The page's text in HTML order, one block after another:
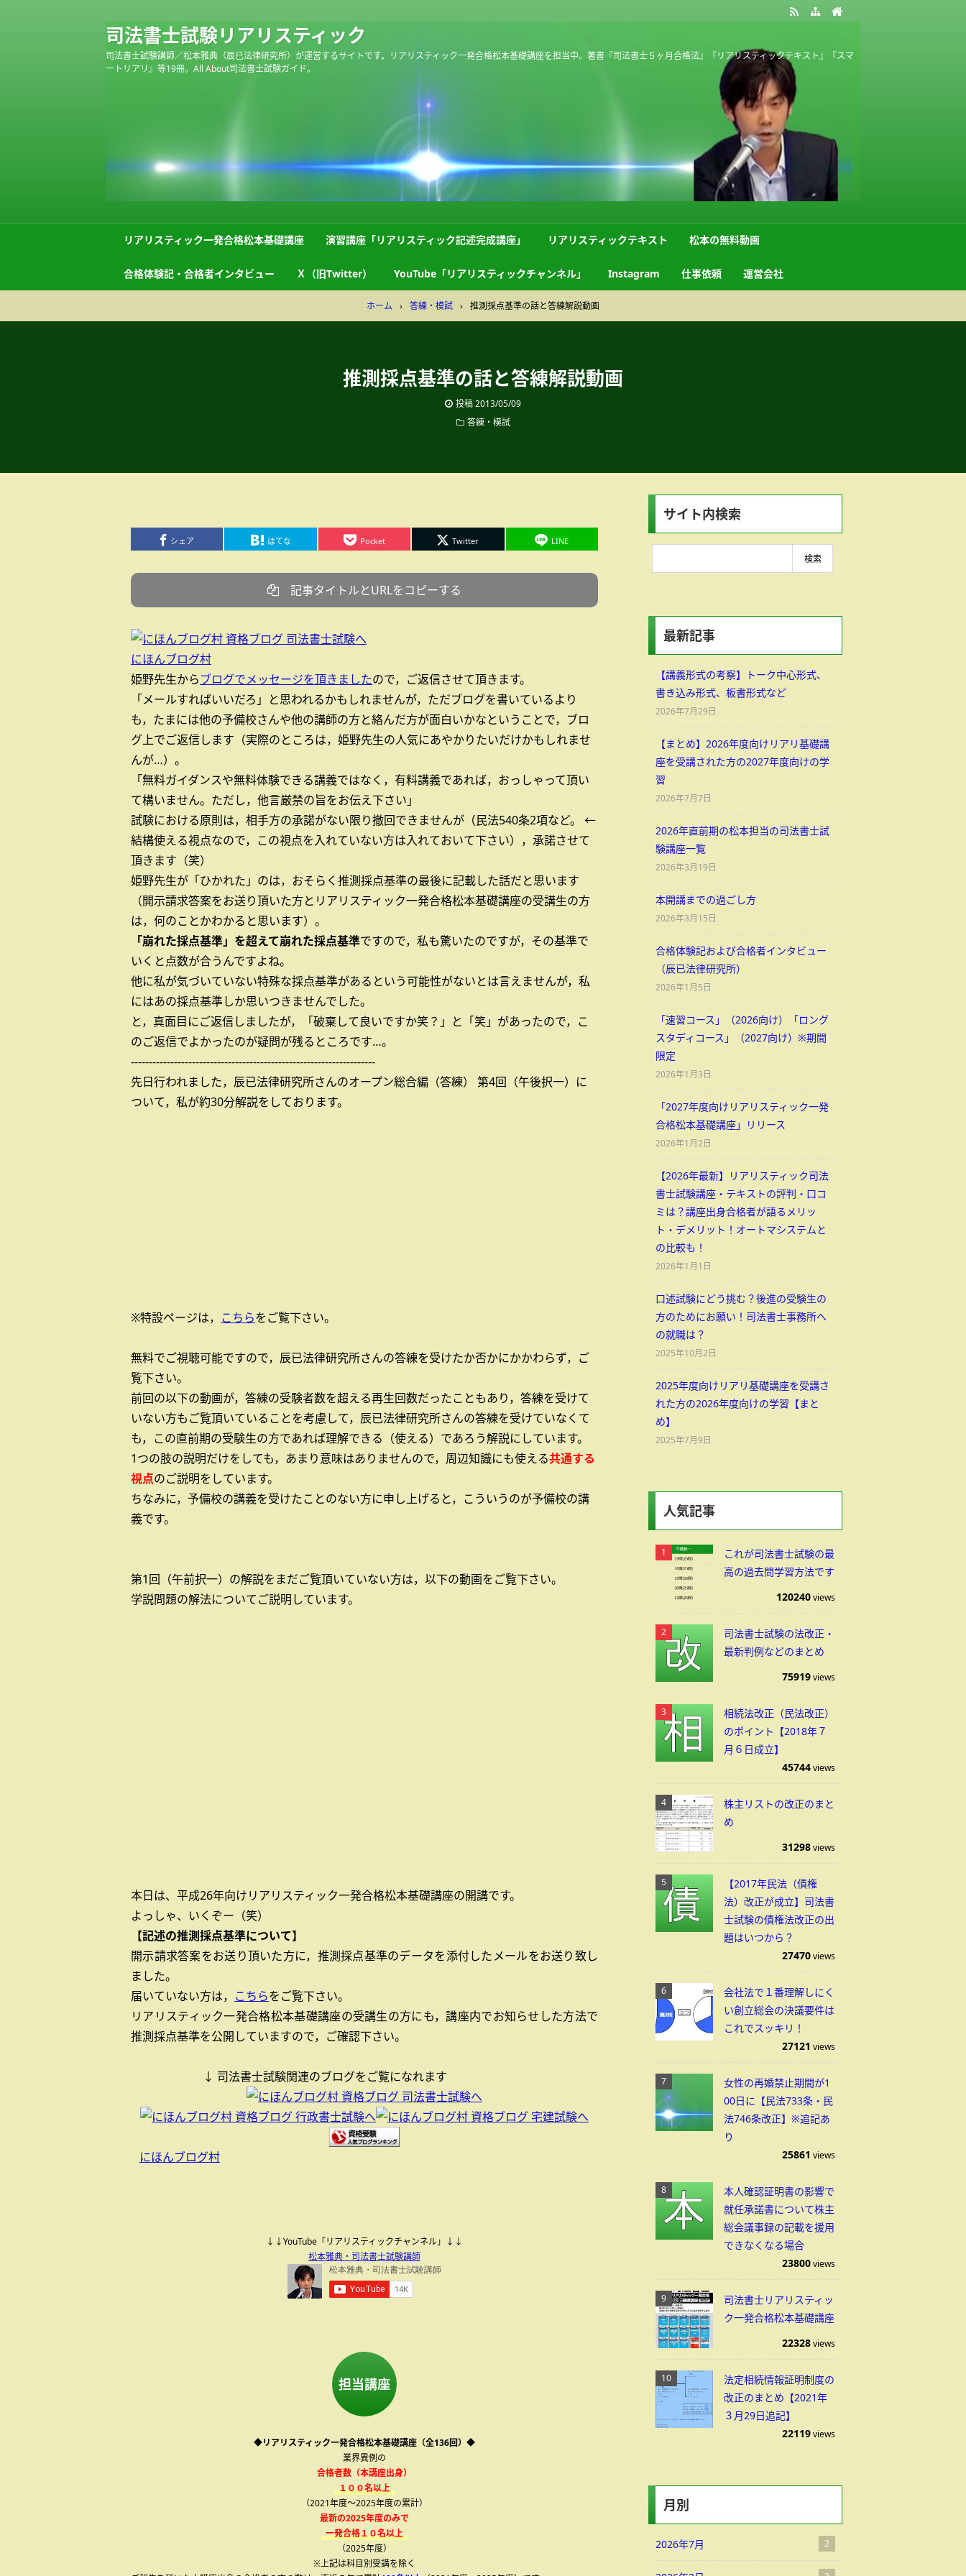
司法書士試験リアリスティック
司法書士試験講師／松本雅典（辰已法律研究所）が運営するサイトです。リアリスティック一発合格松本基礎講座を担当中。著書『司法書士５ヶ月合格法』『リアリスティックテキスト』『スマ
ートリアリ』等19冊。All About司法書士試験ガイド。
リアリスティック一発合格松本基礎講座 演習講座「リアリスティック記述完成講座」 リアリスティックテキスト 松本の無料動画
合格体験記・合格者インタビュー Ｘ（旧Twitter） YouTube「リアリスティックチャンネル」 Instagram 仕事依頼 運営会社
ホーム › 答練・模試 › 推測採点基準の話と答練解説動画
推測採点基準の話と答練解説動画
投稿2013/05/09
答練・模試
シェア はてな Pocket Twitter LINE
記事タイトルとURLをコピーする
にほんブログ村
姫野先生からブログでメッセージを頂きましたので，ご返信させて頂きます。
「メールすればいいだろ」と思われるかもしれませんが，ただブログを書いているより
も，たまには他の予備校さんや他の講師の方と絡んだ方が面白いかなということで，ブロ
グ上でご返信します（実際のところは，姫野先生の人気にあやかりたいだけかもしれませ
んが…）。
「無料ガイダンスや無料体験できる講義ではなく，有料講義であれば，おっしゃって頂い
て構いません。ただし，他言厳禁の旨をお伝え下さい」
試験における原則は，相手方の承諾がない限り撤回できませんが（民法540条2項など。 ←
結構使える視点なので，この視点を入れていない方は入れておいて下さい），承諾させて
頂きます（笑）
姫野先生が「ひかれた」のは，おそらく推測採点基準の最後に記載した話だと思います
（開示請求答案をお送り頂いた方とリアリスティック一発合格松本基礎講座の受講生の方
は，何のことかわかると思います）。
「崩れた採点基準」を超えて崩れた採点基準ですので，私も驚いたのですが，その基準で
いくと点数が合うんですよね。
他に私が気づいていない特殊な採点基準があるという可能性がないとは言えませんが，私
にはあの採点基準しか思いつきませんでした。
と，真面目にご返信しましたが，「破棄して良いですか笑？」と「笑」があったので，こ
のご返信でよかったのが疑問が残るところです…。
--------------------------------------------------------------------
先日行われました，辰已法律研究所さんのオープン総合編（答練） 第4回（午後択一）に
ついて，私が約30分解説をしております。
※特設ページは， こちらをご覧下さい。
無料でご視聴可能ですので，辰已法律研究所さんの答練を受けたか否かにかかわらず，ご
覧下さい。
前回の以下の動画が，答練の受験者数を超える再生回数だったこともあり，答練を受けて
いない方もご覧頂いていることを考慮して，辰已法律研究所さんの答練を受けていなくて
も，この直前期の受験生の方であれば理解できる（使える）であろう解説にしています。
1つの肢の説明だけをしても，あまり意味はありませんので，周辺知識にも使える共通する
視点のご説明をしています。
ちなみに，予備校の講義を受けたことのない方に申し上げると，こういうのが予備校の講
義です。
第1回（午前択一）の解説をまだご覧頂いていない方は，以下の動画をご覧下さい。
学説問題の解法についてご説明しています。
本日は、平成26年向けリアリスティック一発合格松本基礎講座の開講です。
よっしゃ、いくぞー（笑）
【記述の推測採点基準について】
開示請求答案をお送り頂いた方に，推測採点基準のデータを添付したメールをお送り致し
ました。
届いていない方は， こちらをご覧下さい。
リアリスティック一発合格松本基礎講座の受講生の方にも，講座内でお知らせした方法で
推測採点基準を公開していますので，ご確認下さい。
↓ 司法書士試験関連のブログをご覧になれます
にほんブログ村
↓↓YouTube「リアリスティックチャンネル」↓↓
松本雅典・司法書士試験講師
担当講座
◆リアリスティック一発合格松本基礎講座（全136回）◆
業界異例の
合格者数（本講座出身）
１００名以上
（2021年度～2025年度の累計）
最新の2025年度のみで
一発合格１０名以上
（2025年度）
※上記は科目別受講を除く
サイト内検索
最新記事
【講義形式の考察】トーク中心形式、
書き込み形式、板書形式など
2026年7月29日
【まとめ】2026年度向けリアリ基礎講
座を受講された方の2027年度向けの学
習
2026年7月7日
2026年直前期の松本担当の司法書士試
験講座一覧
2026年3月19日
本開講までの過ごし方
2026年3月15日
合格体験記および合格者インタビュー
（辰已法律研究所）
2026年1月5日
「速習コース」（2026向け）「ロング
スタディコース」（2027向け）※期間
限定
2026年1月3日
「2027年度向けリアリスティック一発
合格松本基礎講座」リリース
2026年1月2日
【2026年最新】リアリスティック司法
書士試験講座・テキストの評判・口コ
ミは？講座出身合格者が語るメリッ
ト・デメリット！オートマシステムと
の比較も！
2026年1月1日
口述試験にどう挑む？後進の受験生の
方のためにお願い！司法書士事務所へ
の就職は？
2025年10月2日
2025年度向けリアリ基礎講座を受講さ
れた方の2026年度向けの学習【まと
め】
2025年7月9日
人気記事
これが司法書士試験の最
高の過去問学習方法です
120240views
司法書士試験の法改正・
最新判例などのまとめ
75919views
相続法改正（民法改正）
のポイント【2018年７
月６日成立】
45744views
株主リストの改正のまと
め
31298views
【2017年民法（債権
法）改正が成立】司法書
士試験の債権法改正の出
題はいつから？
27470views
会社法で１番理解しにく
い創立総会の決議要件は
これでスッキリ！
27121 views
女性の再婚禁止期間が1
00日に【民法733条・民
法746条改正】※追記あ
り
25861 views
本人確認証明書の影響で
就任承諾書について株主
総会議事録の記載を援用
できなくなる場合
23800views
司法書士リアリスティッ
ク一発合格松本基礎講座
22328views
法定相続情報証明制度の
改正のまとめ【2021年
３月29日追記】
22119views
月別
2026年7月 2